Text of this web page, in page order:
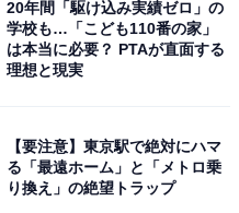
「街の幸福度が高い自治体」
20年間「駆け込み実績ゼロ」の
学校も…「こども110番の家」
は本当に必要？ PTAが直面する
理想と現実
【要注意】東京駅で絶対にハマ
る「最遠ホーム」と「メトロ乗
り換え」の絶望トラップ